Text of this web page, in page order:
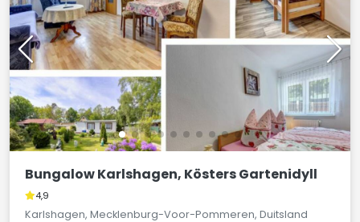
Bungalow Karlshagen, Kösters Gartenidyll
4,9
Karlshagen, Mecklenburg-Voor-Pommeren, Duitsland